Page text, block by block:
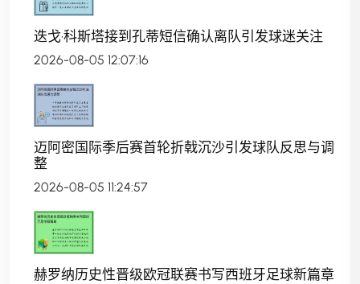
迭戈·科斯塔接到孔蒂短信确认离队引发球迷关注
2026-08-05 12:07:16
迈阿密国际季后赛首轮折戟沉沙引发球队反思与调
整
2026-08-05 11:24:57
赫罗纳历史性晋级欧冠联赛书写西班牙足球新篇章